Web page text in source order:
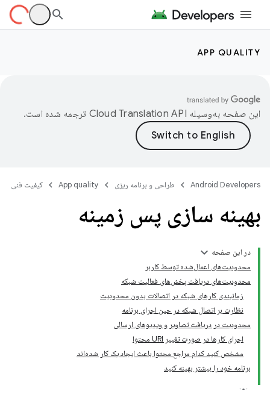
APP QUALITY
این صفحه به‌وسیله ترجمه شده است.
Android Developers طراحی و برنامه ریزی App quality کیفیت فنی
بهینه سازی پس زمینه
در این صفحه
محدودیت‌های اعمال‌شده توسط کاربر
محدودیت‌های دریافت پخش‌های فعالیت شبکه
زمانبندی کارهای شبکه در اتصالات بدون محدودیت
نظارت بر اتصال شبکه در حین اجرای برنامه
محدودیت در دریافت تصاویر و ویدیوهای ارسالی
اجرای کارها در صورت تغییر URI محتوا
مشخص کنید کدام مراجع محتوا باعث ایجاد یک کار شده‌اند
برنامه خود را بیشتر بهینه کنید